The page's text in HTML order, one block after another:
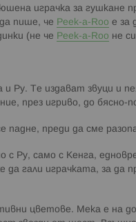
играчка за гушкане
пише, че Peek-a-Roo е за
(не че Peek-a-Roo не
Ру. Те издават звуци и
през игриво, до бясно-
падне, преди да сме
с Ру, само с Кенга,
гали играчката, за да
цветове. Мека е на